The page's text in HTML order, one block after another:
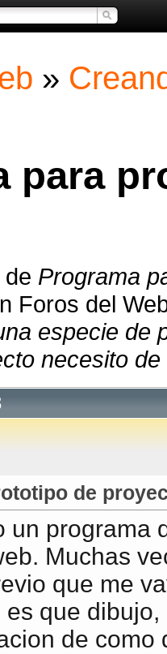
»
para
Programa
Foros del
especie de
necesito
de
un programa
Muchas
que me
es que
de